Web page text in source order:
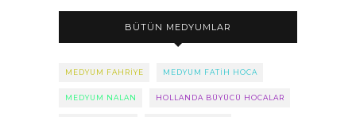
BÜTÜN MEDYUMLAR
MEDYUM FAHRIYE MEDYUM FATIH HOCA
MEDYUM NALAN HOLLANDA BÜYÜCÜ HOCALAR